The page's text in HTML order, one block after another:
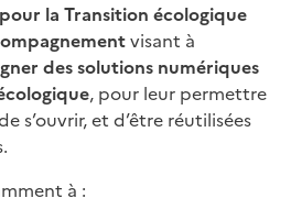
la Transition écologique
visant à
des solutions numériques
, pour leur permettre
s’ouvrir, et d’être réutilisées
à :